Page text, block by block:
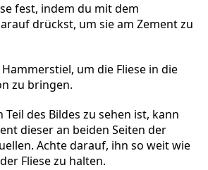
fest, indem du mit dem
drückst, um sie am Zement zu
um die Fliese in die
zu bringen.
des Bildes zu sehen ist, kann
dieser an beiden Seiten der
Achte darauf, ihn so weit wie
Fliese zu halten.